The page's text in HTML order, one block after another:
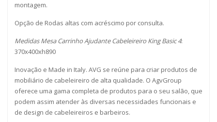
montagem.
Opção de Rodas altas com acréscimo por consulta.
Medidas Mesa Carrinho Ajudante Cabeleireiro King Basic 4:
370x400xh890
Inovação e Made in Italy. AVG se reúne para criar produtos de
mobiliário de cabeleireiro de alta qualidade. O AgvGroup
oferece uma gama completa de produtos para o seu salão, que
podem assim atender às diversas necessidades funcionais e
de design de cabeleireiros e barbeiros.